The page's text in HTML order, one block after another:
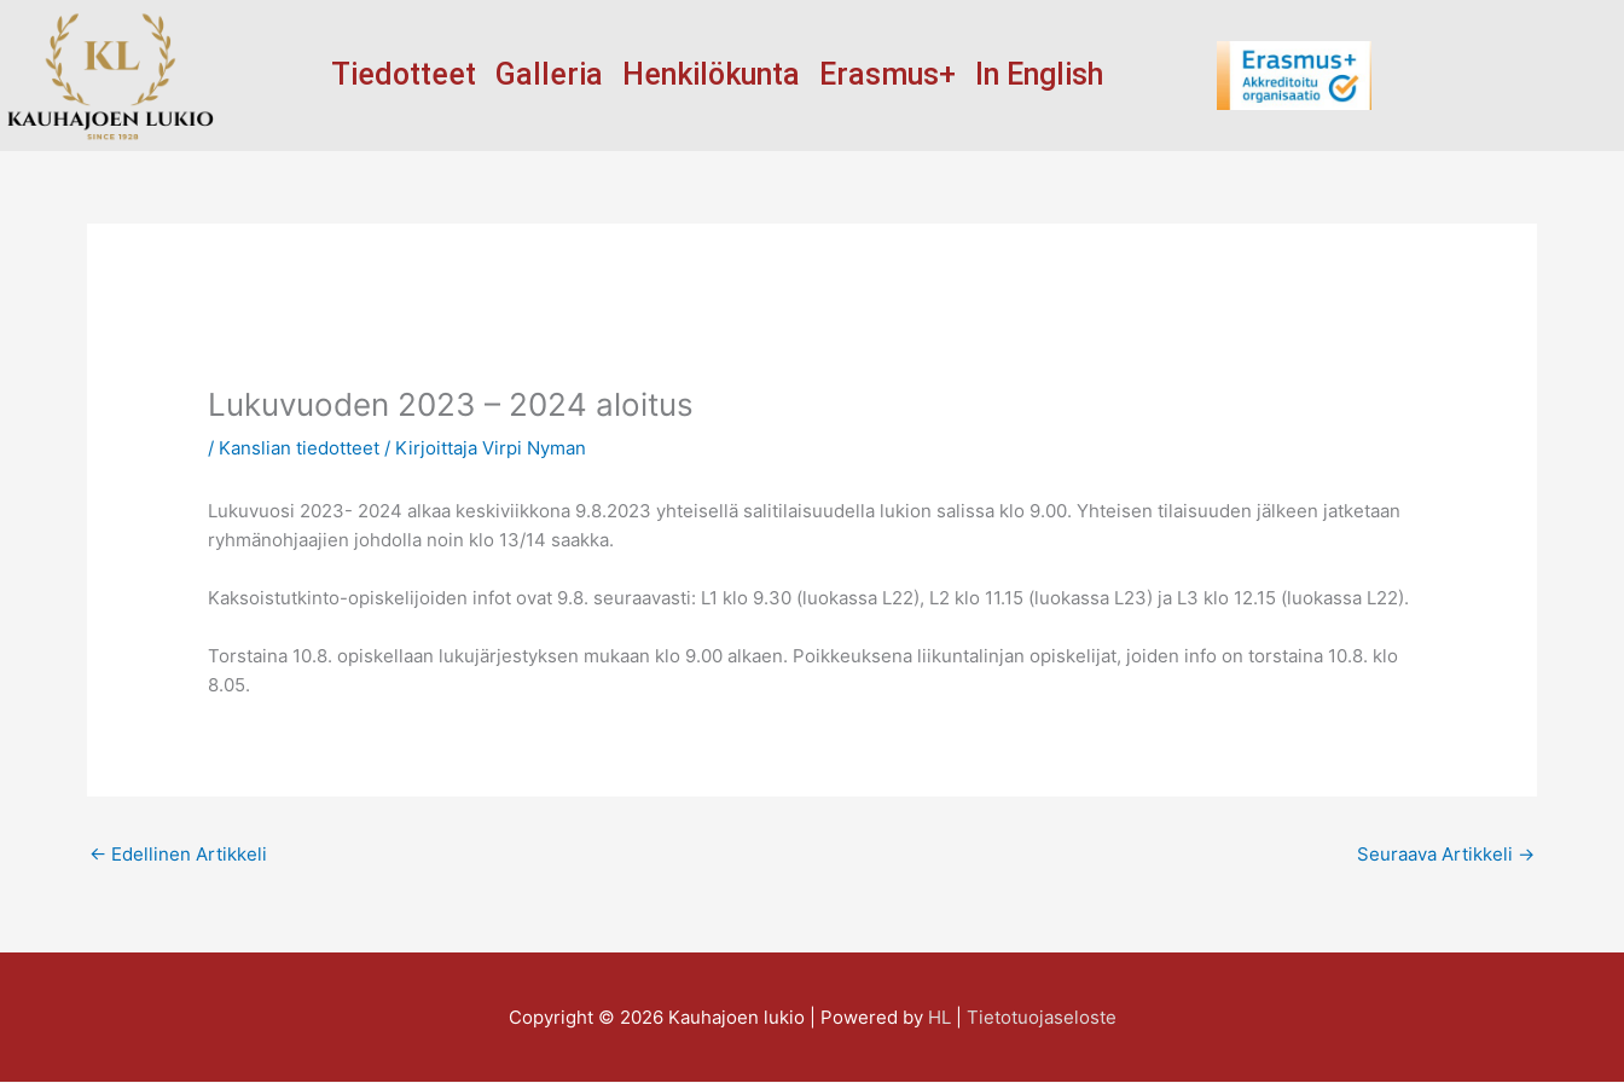
sisältöön
Tiedotteet Galleria Henkilökunta Erasmus+ In English
Lukuvuoden 2023 – 2024 aloitus
/ Kanslian tiedotteet / KirjoittajaVirpi Nyman
Lukuvuosi 2023- 2024 alkaa keskiviikkona 9.8.2023 yhteisellä salitilaisuudella lukion salissa klo 9.00. Yhteisen tilaisuuden jälkeen jatketaan
ryhmänohjaajien johdolla noin klo 13/14 saakka.
Kaksoistutkinto-opiskelijoiden infot ovat 9.8. seuraavasti: L1 klo 9.30 (luokassa L22), L2 klo 11.15 (luokassa L23) ja L3 klo 12.15 (luokassa L22).
Torstaina 10.8. opiskellaan lukujärjestyksen mukaan klo 9.00 alkaen. Poikkeuksena liikuntalinjan opiskelijat, joiden info on torstaina 10.8. klo
8.05.
← Edellinen Artikkeli Seuraava Artikkeli →
Copyright © 2026 Kauhajoen lukio | Powered by HL Tietotuojaseloste